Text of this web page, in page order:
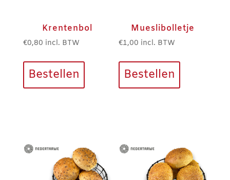
Krentenbol
€0,80 incl. BTW
Bestellen
Mueslibolletje
€1,00 incl. BTW
Bestellen